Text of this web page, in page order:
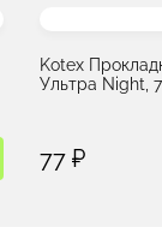
Kotex
Ультра Night,
77 ₽